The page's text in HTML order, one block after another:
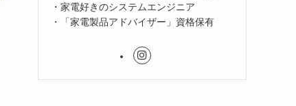
・家電好きのシステムエンジニア
・「家電製品アドバイザー」資格保有